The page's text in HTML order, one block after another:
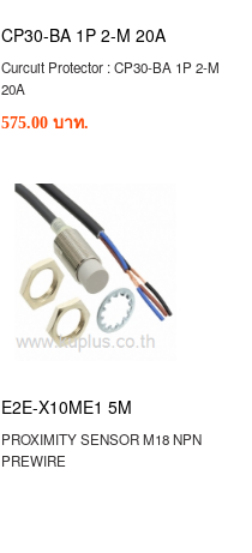
CP30-BA 1P 2-M 20A
Curcuit Protector : CP30-BA 1P 2-M
20A
575.00 บาท.
E2E-X10ME1 5M
PROXIMITY SENSOR M18 NPN
PREWIRE